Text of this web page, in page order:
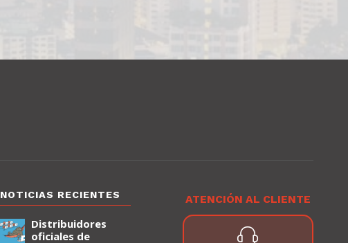
NOTICIAS RECIENTES
Distribuidores
oficiales de
ATENCIÓN AL CLIENTE